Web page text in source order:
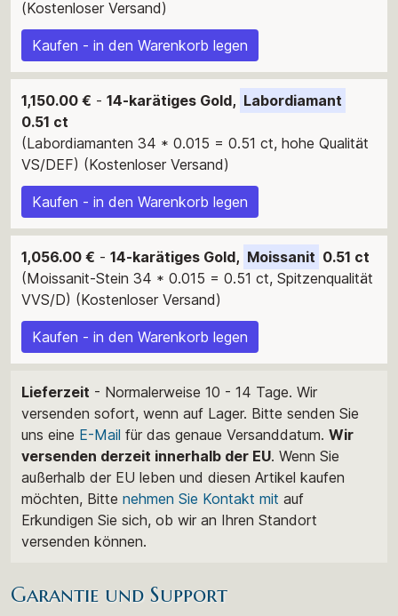
(Kostenloser Versand)
Kaufen - in den Warenkorb legen
1,150.00 € - 14-karätiges Gold, Labordiamant
0.51 ct
(Labordiamanten 34 * 0.015 = 0.51 ct, hohe Qualität
VS/DEF) (Kostenloser Versand)
Kaufen - in den Warenkorb legen
1,056.00 € - 14-karätiges Gold, Moissanit 0.51 ct
(Moissanit-Stein 34 * 0.015 = 0.51 ct, Spitzenqualität
VVS/D) (Kostenloser Versand)
Kaufen - in den Warenkorb legen
Lieferzeit - Normalerweise 10 - 14 Tage. Wir
versenden sofort, wenn auf Lager. Bitte senden Sie
uns eine E-Mail für das genaue Versanddatum. Wir
versenden derzeit innerhalb der EU. Wenn Sie
außerhalb der EU leben und diesen Artikel kaufen
möchten, Bitte nehmen Sie Kontakt mit auf
Erkundigen Sie sich, ob wir an Ihren Standort
versenden können.
Garantie und Support